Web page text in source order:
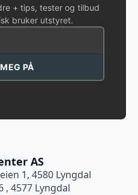
+ tips, tester og tilbud
bruker utstyret.
PÅ
AS
1, 4580 Lyngdal
, 4577 Lyngdal